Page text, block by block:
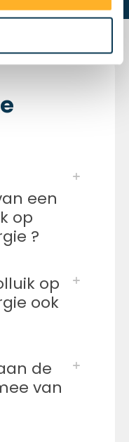
een
op
?
op
ook
de
van